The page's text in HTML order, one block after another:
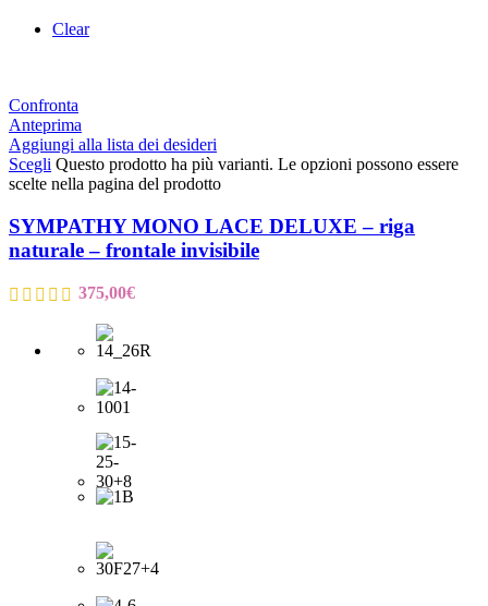
Clear
Confronta
Anteprima
Aggiungi alla lista dei desideri
Scegli Questo prodotto ha più varianti. Le opzioni possono essere
scelte nella pagina del prodotto
SYMPATHY MONO LACE DELUXE – riga
naturale – frontale invisibile
375,00€